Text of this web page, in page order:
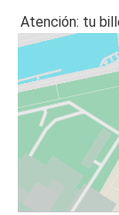
Atención: tu